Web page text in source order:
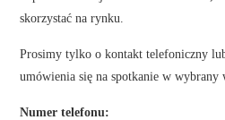
skorzystać na rynku.
Prosimy tylko o kontakt telefoniczny
umówienia się na spotkanie w wybrany
Numer telefonu: